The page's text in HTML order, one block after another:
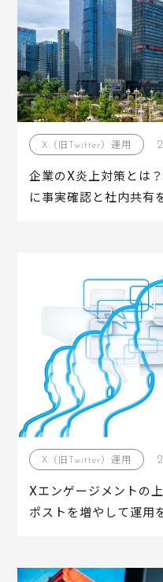
X（旧Twitter）運用
企業のX炎上対策とは
に事実確認と社内共有
X（旧Twitter）運用
Xエンゲージメントの
ポストを増やして運用